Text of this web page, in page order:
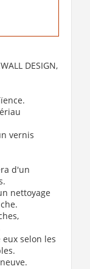
DESIGN,
vernis
d'un
nettoyage
selon les